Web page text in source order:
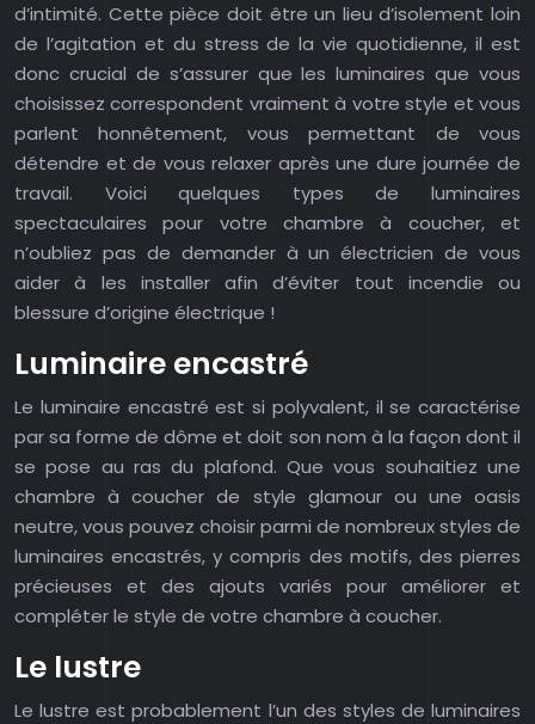
d’intimité. Cette pièce doit être un lieu d’isolement loin
de l’agitation et du stress de la vie quotidienne, il est
donc crucial de s’assurer que les luminaires que vous
choisissez correspondent vraiment à votre style et vous
parlent honnêtement, vous permettant de vous
détendre et de vous relaxer après une dure journée de
travail. Voici quelques types de luminaires
spectaculaires pour votre chambre à coucher, et
n’oubliez pas de demander à un électricien de vous
aider à les installer afin d’éviter tout incendie ou
blessure d’origine électrique !
Luminaire encastré
Le luminaire encastré est si polyvalent, il se caractérise
par sa forme de dôme et doit son nom à la façon dont il
se pose au ras du plafond. Que vous souhaitiez une
chambre à coucher de style glamour ou une oasis
neutre, vous pouvez choisir parmi de nombreux styles de
luminaires encastrés, y compris des motifs, des pierres
précieuses et des ajouts variés pour améliorer et
compléter le style de votre chambre à coucher.
Le lustre
Le lustre est probablement l’un des styles de luminaires